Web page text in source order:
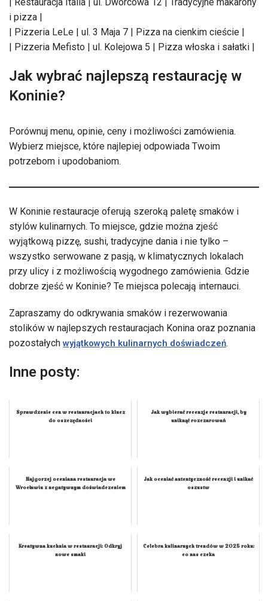
i pizza |
| Pizzeria LeLe | ul. 3 Maja 7 | Pizza na cienkim cieście |
| Pizzeria Mefisto | ul. Kolejowa 5 | Pizza włoska i sałatki |
Jak wybrać najlepszą restaurację w
Koninie?
Porównuj menu, opinie, ceny i możliwości zamówienia.
Wybierz miejsce, które najlepiej odpowiada Twoim
potrzebom i upodobaniom.
W Koninie restauracje oferują szeroką paletę smaków i
stylów kulinarnych. To miejsce, gdzie można zjeść
wyjątkową pizzę, sushi, tradycyjne dania i nie tylko –
wszystko serwowane z pasją, w klimatycznych lokalach
przy ulicy i z możliwością wygodnego zamówienia. Gdzie
dobrze zjeść w Koninie? Te miejsca polecają internauci.
Zapraszamy do odkrywania smaków i rezerwowania
stolików w najlepszych restauracjach Konina oraz poznania
pozostałychwyjątkowych kulinarnych doświadczeń.
Inne posty:
Sprawdzenie cen w restauracjach to klucz
do oszczędności
Jak wybierać recenzje restauracji, by
uniknąć rozczarowań
Najgorzej oceniana restauracja we
Wrocławiu z negatywnym doświadczeniem
Jak oceniać autentyczność recenzji i unikać
oszustw
Kreatywna kuchnia w restauracji: Odkryj
nowe smaki
Celebra kulinarnych trendów w 2025 roku:
co nas czeka